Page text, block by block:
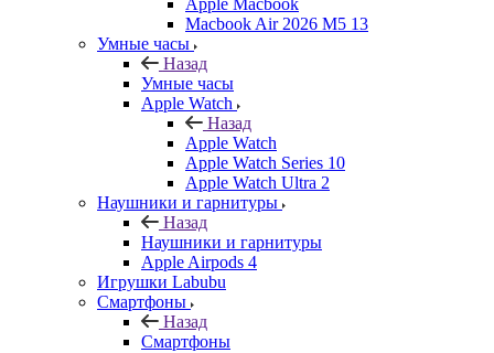
Apple Macbook
Macbook Air 2026 M5 13
Умные часы
Назад
Умные часы
Apple Watch
Назад
Apple Watch
Apple Watch Series 10
Apple Watch Ultra 2
Наушники и гарнитуры
Назад
Наушники и гарнитуры
Apple Airpods 4
Игрушки Labubu
Смартфоны
Назад
Смартфоны